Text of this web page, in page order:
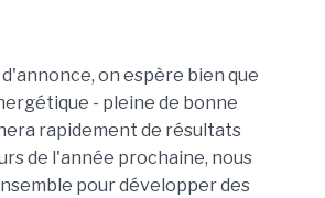
on espère bien que
- pleine de bonne
rapidement de résultats
de l'année prochaine, nous
pour développer des